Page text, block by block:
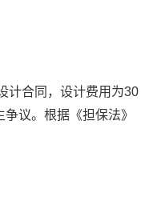
计合同，设计费用为30
议。根据《担保法》